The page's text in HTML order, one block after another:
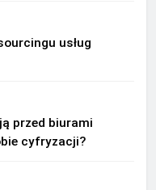
usług
przed biurami
cyfryzacji?